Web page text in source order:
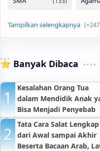
⭐ Banyak Dibaca
Kesalahan Orang Tua
dalam Mendidik Anak
Bisa Menjadi Penyebab
Anak Nakal
Tata Cara Salat Lengkap
dari Awal sampai Akhir
Beserta Bacaan Arab,